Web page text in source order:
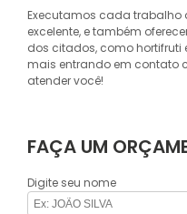
Executamos cada
excelente, e também
dos citados, como hortifruti
mais entrando em contato
atender você!
FAÇA UM
Digite seu nome